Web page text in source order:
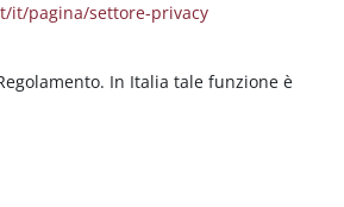
it/pagina/settore-privacy
In Italia tale funzione è